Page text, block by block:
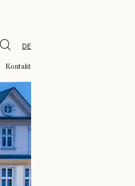
DE
Kontakt